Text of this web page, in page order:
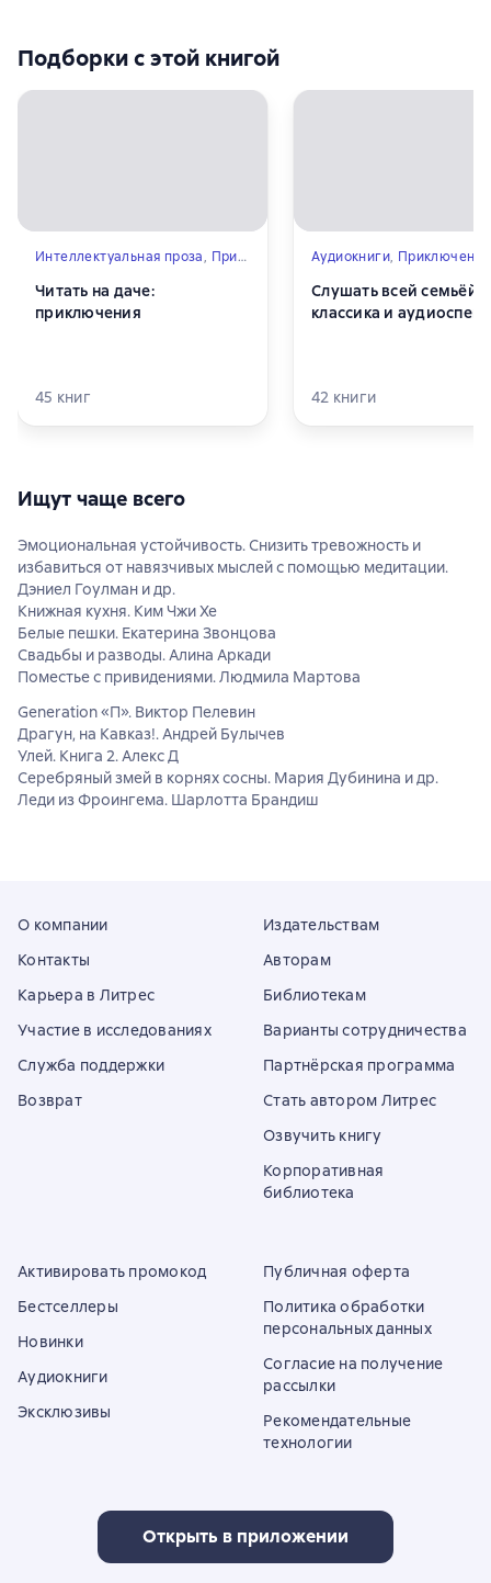
Подборки с этой книгой
Интеллектуальная проза, Приключения Пропасть в книге,
Читать на даче:
приключения
45 книг
Аудиокниги, Приключения
Слушать всей семьёй:
классика и
42 книги
Ищут чаще всего
Эмоциональная устойчивость. Снизить тревожность и
избавиться от навязчивых мыслей с помощью медитации.
Дэниел Гоулман и др.
Книжная кухня. Ким Чжи Хе
Белые пешки. Екатерина Звонцова
Свадьбы и разводы. Алина Аркади
Поместье с привидениями. Людмила Мартова
Generation «П». Виктор Пелевин
Драгун, на Кавказ!. Андрей Булычев
Улей. Книга 2. Алекс Д
Серебряный змей в корнях сосны. Мария Дубинина и др.
Леди из Фроингема. Шарлотта Брандиш
О компании
Контакты
Карьера в Литрес
Участие в исследованиях
Служба поддержки
Возврат
Издательствам
Авторам
Библиотекам
Варианты сотрудничества
Партнёрская программа
Стать автором Литрес
Озвучить книгу
Корпоративная
библиотека
Активировать промокод
Бестселлеры
Новинки
Аудиокниги
Эксклюзивы
Публичная оферта
Политика обработки
персональных данных
Согласие на получение
рассылки
Рекомендательные
технологии
Открыть в приложении